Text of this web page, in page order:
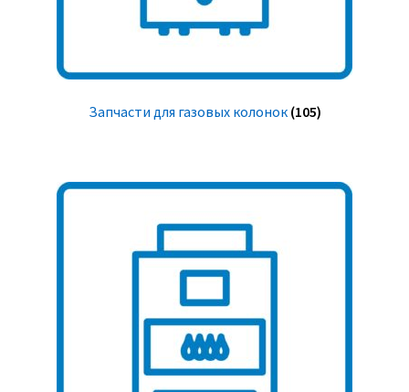
Запчасти для газовых колонок (105)